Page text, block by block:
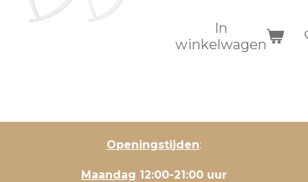
In
winkelwagen
Openingstijden:
Maandag 12:00-21:00 uur